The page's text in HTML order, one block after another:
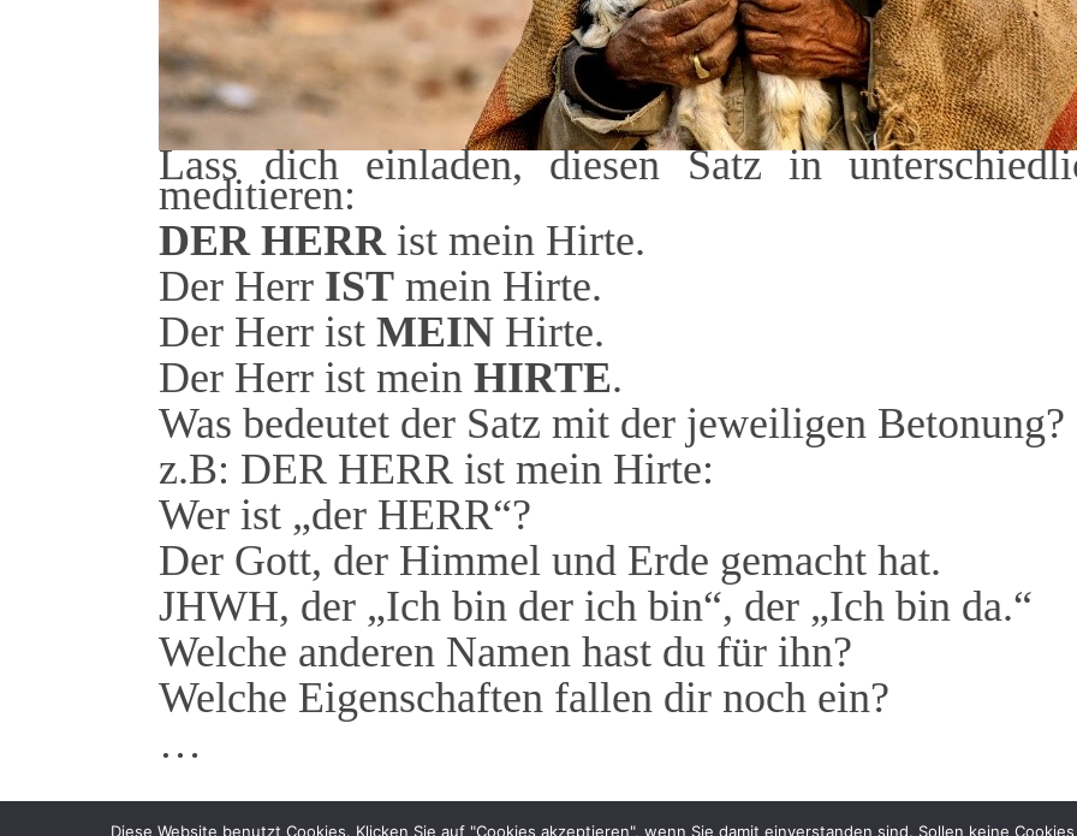
Lass dich einladen, diesen Satz in
meditieren:
DER HERRist mein Hirte.
Der Herr IST mein Hirte.
Der Herr ist MEIN Hirte.
Der Herr ist mein HIRTE.
Was bedeutet der Satz mit der jeweiligen Betonung?
z.B: DER HERR ist mein Hirte:
Wer ist „der HERR“?
Der Gott, der Himmel und Erde gemacht hat.
JHWH, der „Ich bin der ich bin“, der „Ich bin da.“
Welche anderen Namen hast du für ihn?
Welche Eigenschaften fallen dir noch ein?
…
Diese Website benutzt Cookies. Klicken Sie auf "Cookies akzeptieren", wenn Sie damit einverstanden sind. Sollen keine